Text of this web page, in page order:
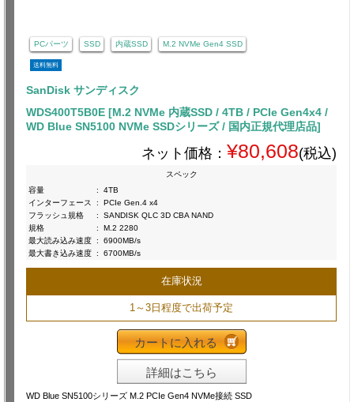
PCパーツ SSD 内蔵SSD M.2 NVMe Gen4 SSD
送料無料
SanDisk サンディスク
WDS400T5B0E [M.2 NVMe 内蔵SSD / 4TB / PCIe Gen4x4 /
WD Blue SN5100 NVMe SSDシリーズ / 国内正規代理店品]
ネット価格： ¥80,608(税込)
スペック
容量
:
4TB
インターフェース
:
PCIe Gen.4 x4
フラッシュ規格
:
SANDISK QLC 3D CBA NAND
規格
:
M.2 2280
最大読み込み速度 :
6900MB/s
最大書き込み速度 : 6700MB/s
在庫状況
1～3日程度で出荷予定
カートに入れる
詳細はこちら
WD Blue SN5100シリーズ M.2 PCIe Gen4 NVMe接続 SSD